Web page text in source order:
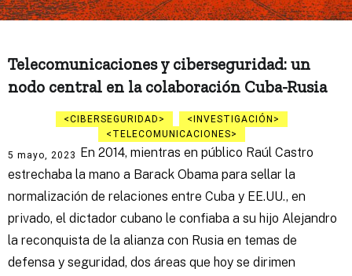
Telecomunicaciones y ciberseguridad: un
nodo central en la colaboración Cuba-Rusia
CIBERSEGURIDAD
INVESTIGACIÓN
TELECOMUNICACIONES
5 mayo, 2023 En 2014, mientras en público Raúl Castro
estrechaba la mano a Barack Obama para sellar la
normalización de relaciones entre Cuba y EE.UU., en
privado, el dictador cubano le confiaba a su hijo Alejandro
la reconquista de la alianza con Rusia en temas de
defensa y seguridad, dos áreas que hoy se dirimen